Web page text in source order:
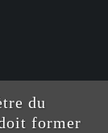
du
former